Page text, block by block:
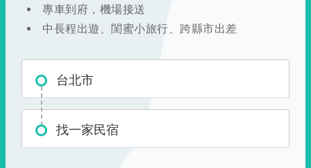
專車到府，機場接送
中長程出遊、閨蜜小旅行、跨縣市出差
台北市
找一家民宿